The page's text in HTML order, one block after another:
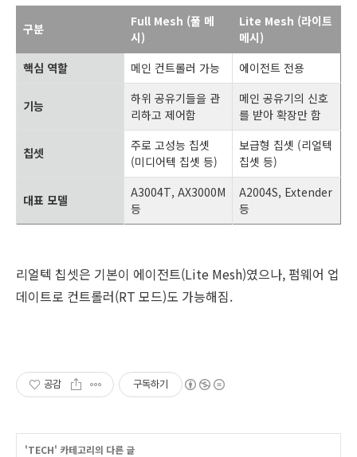
구분
Full Mesh (풀 메
시)
Lite Mesh (라이트
메시)
핵심 역할
메인 컨트롤러 가능 에이전트 전용
기능
하위 공유기들을 관
리하고 제어함
메인 공유기의 신호
를 받아 확장만 함
칩셋
주로 고성능 칩셋
(미디어텍 칩셋 등)
보급형 칩셋 (리얼텍
칩셋 등)
대표 모델
A3004T, AX3000M
등
A2004S, Extender
등
리얼텍 칩셋은 기본이 에이전트(Lite Mesh)였으나, 펌웨어 업
데이트로 컨트롤러(RT 모드)도 가능해짐.
공감 구독하기
'TECH' 카테고리의 다른 글